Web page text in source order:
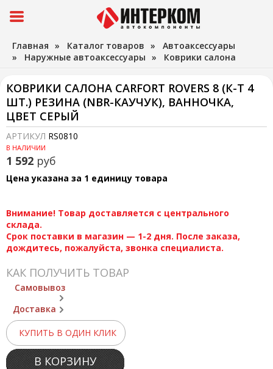
Главная » Каталог товаров » Автоаксессуары
» Наружные автоаксессуары » Коврики салона
КОВРИКИ САЛОНА CARFORT ROVERS 8 (К-Т 4
ШТ.) РЕЗИНА (NBR-КАУЧУК), ВАННОЧКА,
ЦВЕТ СЕРЫЙ
АРТИКУЛ RS0810
В НАЛИЧИИ
1 592 руб
Цена указана за 1 единицу товара
Внимание! Товар доставляется с центрального
склада.
Срок поставки в магазин — 1-2 дня. После заказа,
дождитесь, пожалуйста, звонка специалиста.
КАК ПОЛУЧИТЬ ТОВАР
Самовывоз
Доставка
КУПИТЬ В ОДИН КЛИК
В КОРЗИНУ